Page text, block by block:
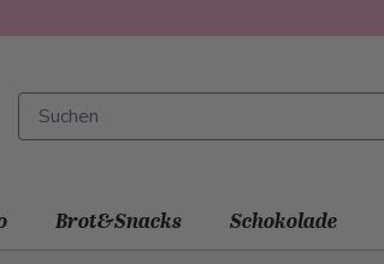
Brot&Snacks Schokolade